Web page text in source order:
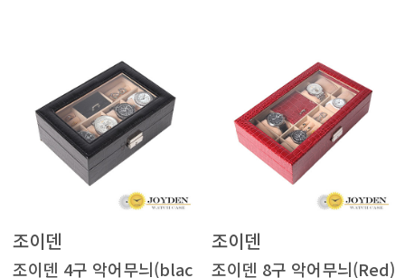
조이덴 조이덴